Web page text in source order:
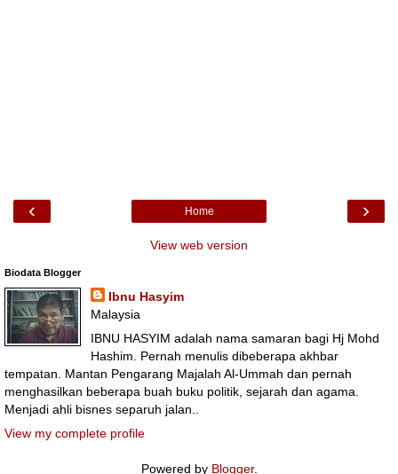
‹ ›
Home
View web version
Biodata Blogger
Ibnu Hasyim
Malaysia
IBNU HASYIM adalah nama samaran bagi Hj Mohd
Hashim. Pernah menulis dibeberapa akhbar
tempatan. Mantan Pengarang Majalah Al-Ummah dan pernah
menghasilkan beberapa buah buku politik, sejarah dan agama.
Menjadi ahli bisnes separuh jalan..
View my complete profile
Powered by Blogger.